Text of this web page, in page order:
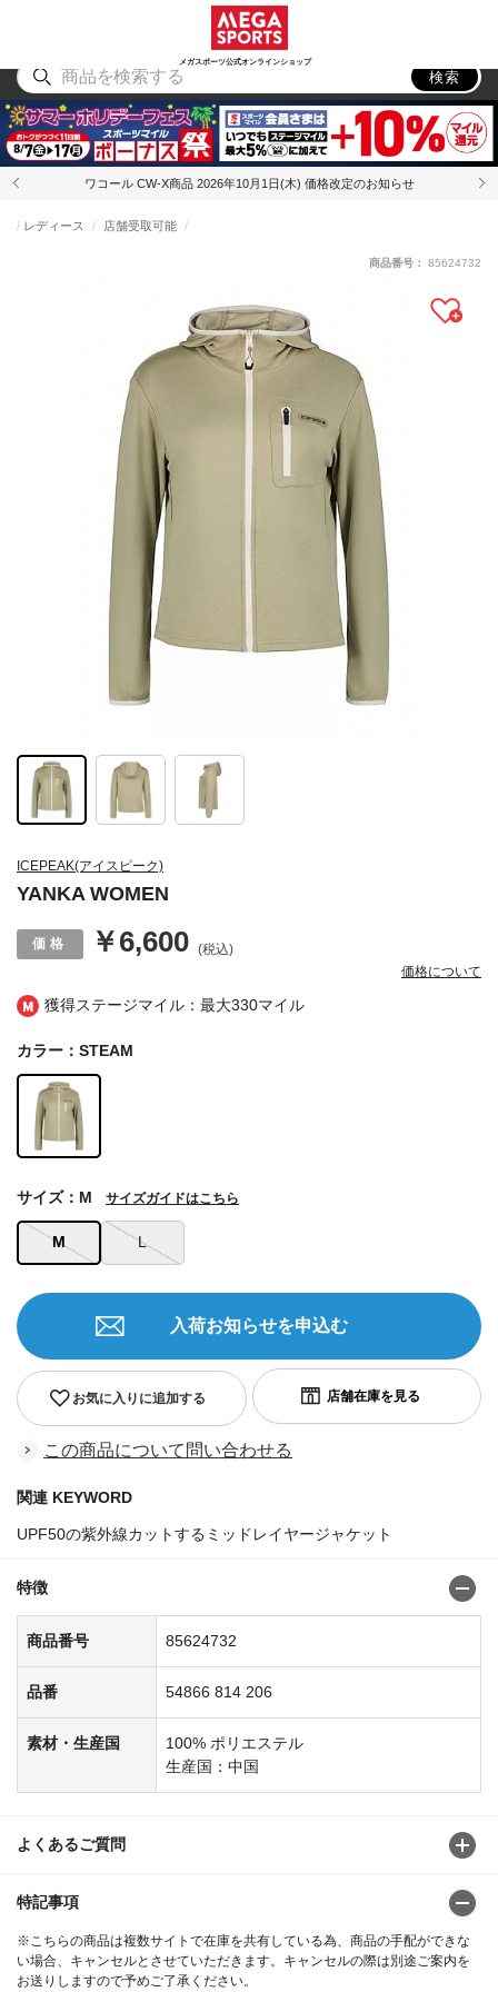
メガスポーツ公式オンラインショップ
アウトドア
検索
ワコール CW-X商品 2026年10月1日(木) 価格改定のお知らせ
獲得ステージマイル：最大330マイル
ICEPEAK(アイスピーク)
YANKA WOMEN
レディース 店舗受取可能
￥6,600 (税込)
価格について
商品番号： 85624732
カラー：STEAM
M L
サイズ：M サイズガイドはこちら
お気に入りに追加する
入荷お知らせを申込む
この商品について問い合わせる
関連 KEYWORD
UPF50の紫外線カットするミッドレイヤージャケット
特徴
商品番号 85624732
品番 54866 814 206
素材・生産国
100% ポリエステル
生産国：中国
よくあるご質問
特記事項
※こちらの商品は複数サイトで在庫を共有している為、商品の手配ができな
い場合、キャンセルとさせていただきます。キャンセルの際は別途ご案内を
お送りしますので予めご了承ください。